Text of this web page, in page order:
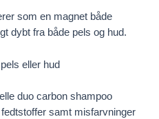
som en magnet både
dybt fra både pels og hud.
eller hud
duo carbon shampoo
samt misfarvninger